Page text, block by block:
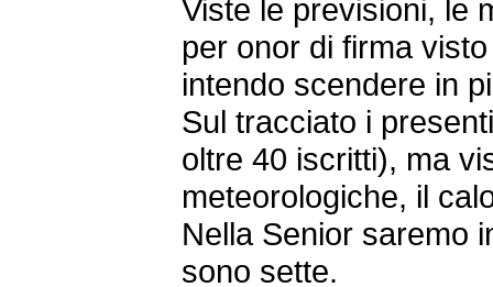
Viste le previsioni, le
per onor di firma
intendo scendere in
Sul tracciato i
oltre 40 iscritti), ma
meteorologiche, il
Nella Senior saremo
sono sette.